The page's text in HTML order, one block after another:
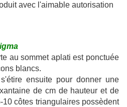
avec l'aimable autorisation
au sommet aplati est ponctuée
blancs.
ensuite pour donner une
de cm de hauteur et de
côtes triangulaires possèdent